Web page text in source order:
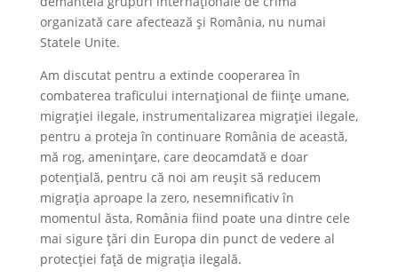
organizată care afectează și România, nu numai
Statele Unite.
Am discutat pentru a extinde cooperarea în
combaterea traficului internațional de ființe umane,
migrației ilegale, instrumentalizarea migrației ilegale,
pentru a proteja în continuare România de această,
mă rog, amenințare, care deocamdată e doar
potențială, pentru că noi am reușit să reducem
migrația aproape la zero, nesemnificativ în
momentul ăsta, România fiind poate una dintre cele
mai sigure țări din Europa din punct de vedere al
protecției față de migrația ilegală.